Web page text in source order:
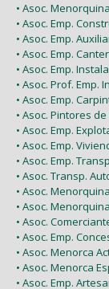
• Asoc.
• Asoc. Emp.
• Asoc. Emp.
• Asoc. Emp.
• Asoc. Emp.
• Asoc. Prof. Emp.
• Asoc. Emp.
• Asoc. Pintores
• Asoc. Emp.
• Asoc. Emp.
• Asoc. Emp.
• Asoc. Transp.
• Asoc.
• Asoc.
• Asoc.
• Asoc. Emp.
• Asoc. Menorca
• Asoc. Menorca
• Asoc. Emp.